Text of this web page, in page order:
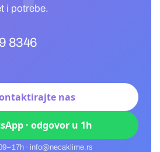
i potrebe.
8346
nas
· odgovor u 1h
· info@necaklime.rs